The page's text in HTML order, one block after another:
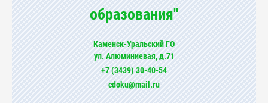
образования"
Каменск-Уральский ГО
ул. Алюминиевая, д.71
+7 (3439) 30-40-54
cdoku@mail.ru